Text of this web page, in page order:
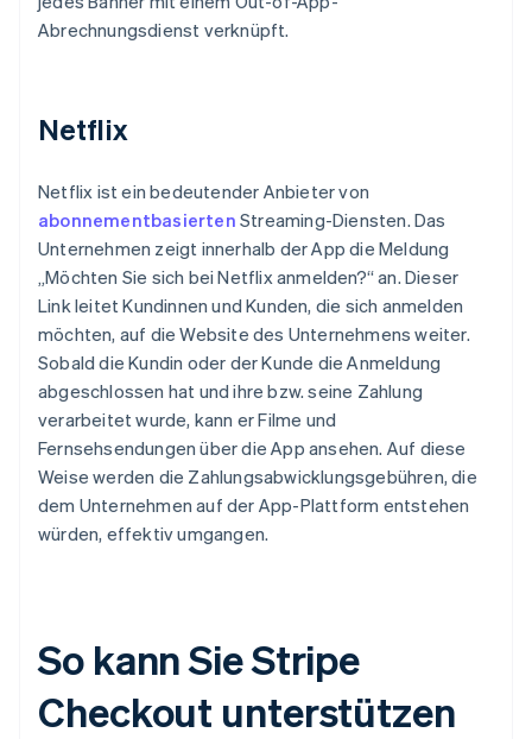
Abrechnungsdienst verknüpft.
Netflix
Netflix ist ein bedeutender Anbieter von
abonnementbasierten Streaming-Diensten. Das
Unternehmen zeigt innerhalb der App die Meldung
„Möchten Sie sich bei Netflix anmelden?“ an. Dieser
Link leitet Kundinnen und Kunden, die sich anmelden
möchten, auf die Website des Unternehmens weiter.
Sobald die Kundin oder der Kunde die Anmeldung
abgeschlossen hat und ihre bzw. seine Zahlung
verarbeitet wurde, kann er Filme und
Fernsehsendungen über die App ansehen. Auf diese
Weise werden die Zahlungsabwicklungsgebühren, die
dem Unternehmen auf der App-Plattform entstehen
würden, effektiv umgangen.
So kann Sie Stripe
Checkout unterstützen